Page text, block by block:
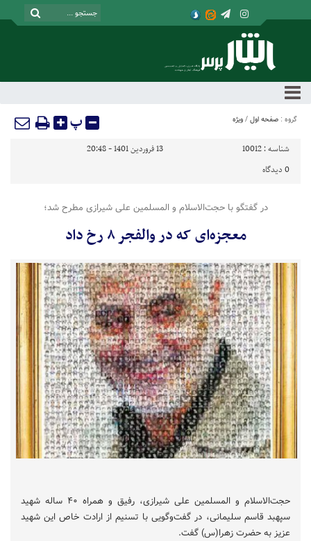
گروه : صفحه اول / ویژه پ
شناسه : 10012
13 فروردین 1401 - 20:48
0 دیدگاه
در گفتگو با حجت‌الاسلام و المسلمین علی شیرازی مطرح شد؛
معجزه‌ای که در والفجر ۸ رخ داد
حجت‌الاسلام و المسلمین علی شیرازی، رفیق و همراه ۴۰ ساله شهید
سپهبد قاسم سلیمانی، در گفت‌وگویی با تسنیم از ارادت خاص این شهید
عزیز به حضرت زهرا(س) گفت.